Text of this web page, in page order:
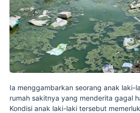
Ia menggambarkan seorang anak laki-
rumah sakitnya yang menderita gagal
Kondisi anak laki-laki tersebut